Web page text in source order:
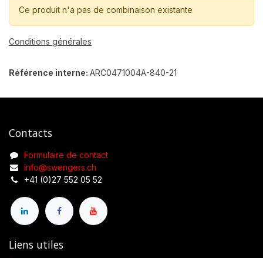
Ce produit n'a pas de combinaison existante
Conditions générales
Référence interne: ARC0471004A-840-21
Contacts
Formulaire de contact
info@swengers.ch
+41 (0)27 552 05 52
Liens utiles